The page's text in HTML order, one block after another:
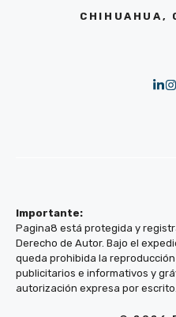
CHIHUAHUA,
Importante:
Pagina8 está protegida y
Derecho de Autor. Bajo el
queda prohibida la
publicitarios e informativos y
autorización expresa por escrito.